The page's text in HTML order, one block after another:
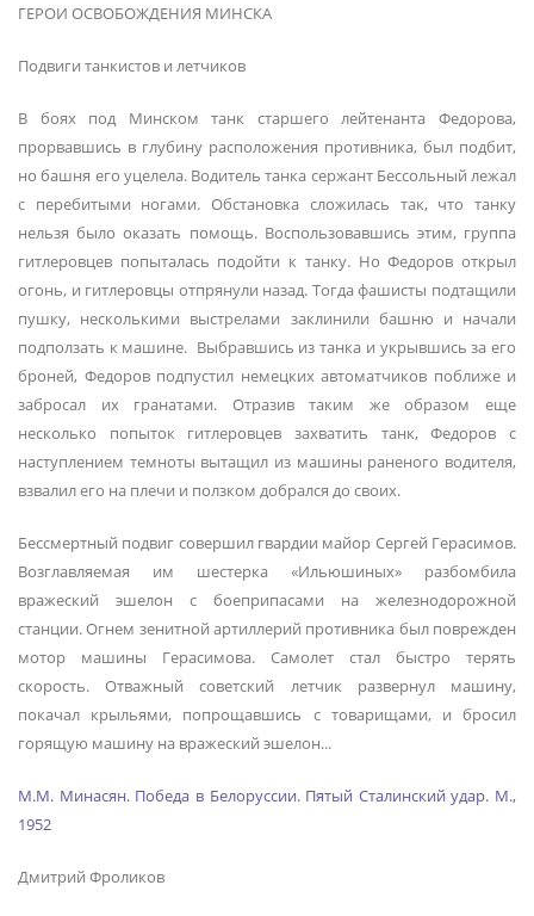
ГЕРОИ ОСВОБОЖДЕНИЯ МИНСКА
Подвиги танкистов и летчиков
В боях под Минском танк старшего лейтенанта Федорова,
прорвавшись в глубину расположения противника, был подбит,
но башня его уцелела. Водитель танка сержант Бессольный лежал
с перебитыми ногами. Обстановка сложилась так, что танку
нельзя было оказать помощь. Воспользовавшись этим, группа
гитлеровцев попыталась подойти к танку. Но Федоров открыл
огонь, и гитлеровцы отпрянули назад. Тогда фашисты подтащили
пушку, несколькими выстрелами заклинили башню и начали
подползать к машине. Выбравшись из танка и укрывшись за его
броней, Федоров подпустил немецких автоматчиков поближе и
забросал их гранатами. Отразив таким же образом еще
несколько попыток гитлеровцев захватить танк, Федоров с
наступлением темноты вытащил из машины раненого водителя,
взвалил его на плечи и ползком добрался до своих.
Бессмертный подвиг совершил гвардии майор Сергей Герасимов.
Возглавляемая им шестерка «Ильюшиных» разбомбила
вражеский эшелон с боеприпасами на железнодорожной
станции. Огнем зенитной артиллерий противника был поврежден
мотор машины Герасимова. Самолет стал быстро терять
скорость. Отважный советский летчик развернул машину,
покачал крыльями, попрощавшись с товарищами, и бросил
горящую машину на вражеский эшелон...
М.М. Минасян. Победа в Белоруссии. Пятый Сталинский удар. М.,
1952
Дмитрий Фроликов